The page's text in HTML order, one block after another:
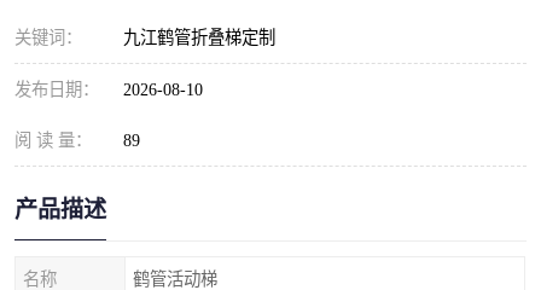
关键词： 九江鹤管折叠梯定制
发布日期： 2026-08-10
阅 读 量： 89
产品描述
名称 鹤管活动梯